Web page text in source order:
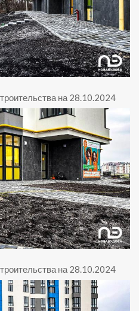
на 28.10.2024
на 28.10.2024